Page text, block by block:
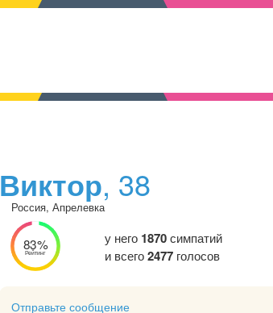
Виктор, 38
Россия, Апрелевка
83%
Рейтинг
у него 1870симпатий
и всего2477голосов
Отправьте сообщение